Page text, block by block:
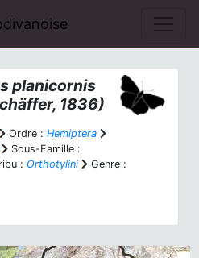
planicornis
1836)
Ordre : Hemiptera
Sous-Famille :
: Orthotylini
Genre :